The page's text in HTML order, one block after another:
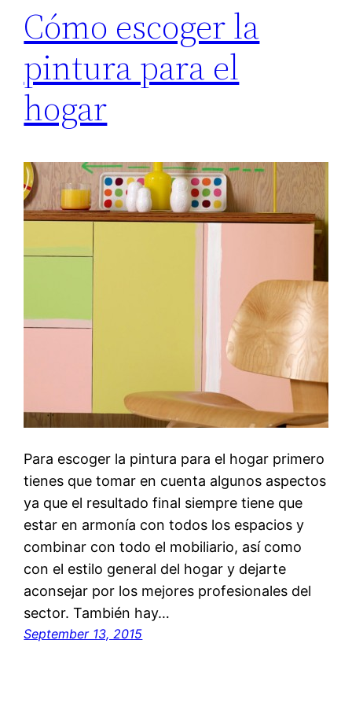
Cómo escoger la
pintura para el
hogar
Para escoger la pintura para el hogar primero
tienes que tomar en cuenta algunos aspectos
ya que el resultado final siempre tiene que
estar en armonía con todos los espacios y
combinar con todo el mobiliario, así como
con el estilo general del hogar y dejarte
aconsejar por los mejores profesionales del
sector. También hay…
September 13, 2015